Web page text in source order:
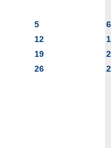
5
6
12
19
26